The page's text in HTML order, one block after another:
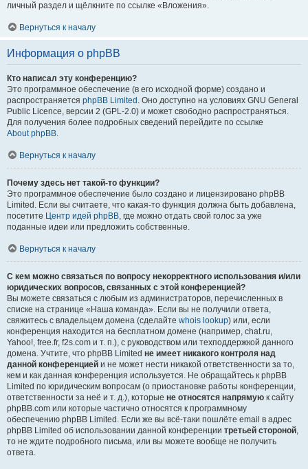
личный раздел и щёлкните по ссылке «Вложения».
Вернуться к началу
Информация о phpBB
Кто написал эту конференцию?
Это программное обеспечение (в его исходной форме) создано и
распространяется phpBB Limited . Оно доступно на условиях GNU General
Public Licence, версии 2 (GPL-2.0) и может свободно распространяться.
Для получения более подробных сведений перейдите по ссылке
About phpBB.
Вернуться к началу
Почему здесь нет такой-то функции?
Это программное обеспечение было создано и лицензировано phpBB
Limited. Если вы считаете, что какая-то функция должна быть добавлена,
посетите Центр идей phpBB, где можно отдать свой голос за уже
поданные идеи или предложить собственные.
Вернуться к началу
С кем можно связаться по вопросу некорректного использования и/или
юридических вопросов, связанных с этой конференцией?
Вы можете связаться с любым из администраторов, перечисленных в
списке на странице «Наша команда». Если вы не получили ответа,
свяжитесь с владельцем домена (сделайте whois lookup) или, если
конференция находится на бесплатном домене (например, chat.ru,
Yahoo!, free.fr, f2s.com и т. п.), с руководством или техподдержкой данного
домена. Учтите, что phpBB Limited не имеет никакого контроля над
данной конференцией и не может нести никакой ответственности за то,
кем и как данная конференция используется. Не обращайтесь к phpBB
Limited по юридическим вопросам (о приостановке работы конференции,
ответственности за неё и т. д.), которые не относятся напрямую к сайту
phpBB.com или которые частично относятся к программному
обеспечению phpBB Limited. Если же вы всё-таки пошлёте email в адрес
phpBB Limited об использовании данной конференции третьей стороной,
то не ждите подробного письма, или вы можете вообще не получить
ответа.